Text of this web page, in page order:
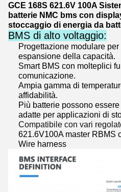
GCE 168S 621.6V 100A
batterie NMC bms con
stoccaggio di energia da
BMS di alto voltaggio:
Progettazione modulare
espansione della capacità.
Smart BMS con molteplici
comunicazione.
Ampia gamma di
affidabilità.
Più batterie possono
adatte per applicazioni di
Compatibile con vari
621.6V100A master RBMS
Wire harness